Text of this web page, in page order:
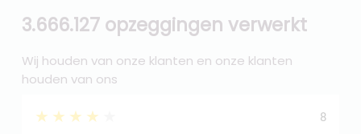
3.666.127 opzeggingen verwerkt
Wij houden van onze klanten en onze klanten
houden van ons
★★★★★ 8